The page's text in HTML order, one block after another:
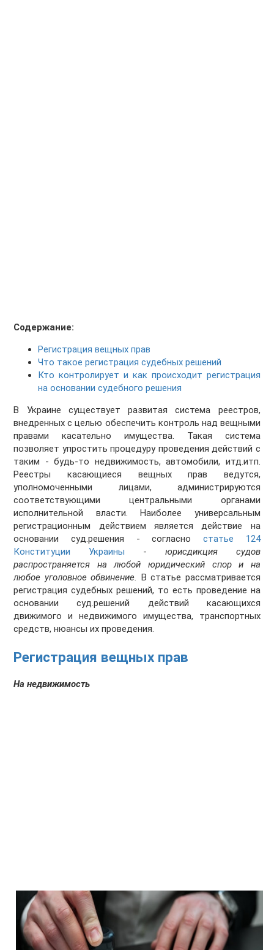
Содержание:
Регистрация вещных прав
Что такое регистрация судебных решений
Кто контролирует и как происходит регистрация
на основании судебного решения
В Украине существует развитая система реестров,
внедренных с целью обеспечить контроль над вещными
правами касательно имущества. Такая система
позволяет упростить процедуру проведения действий с
таким - будь-то недвижимость, автомобили, итд.итп.
Реестры касающиеся вещных прав ведутся,
уполномоченными лицами, администрируются
соответствующими центральными органами
исполнительной власти. Наиболее универсальным
регистрационным действием является действие на
основании суд.решения - согласно статье 124
Конституции Украины - юрисдикция судов
распространяется на любой юридический спор и на
любое уголовное обвинение. В статье рассматривается
регистрация судебных решений, то есть проведение на
основании суд.решений действий касающихся
движимого и недвижимого имущества, транспортных
средств, нюансы их проведения.
Регистрация вещных прав
На недвижимость